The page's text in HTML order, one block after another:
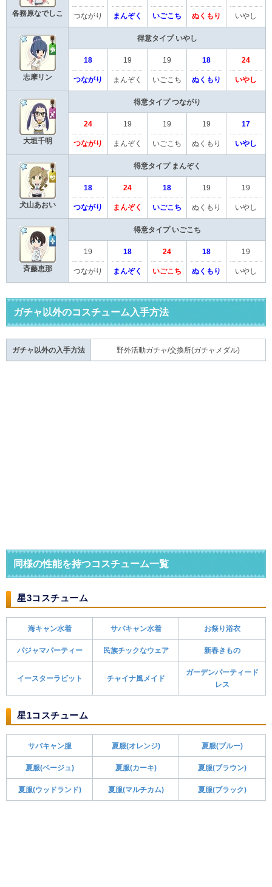
各務原なでしこ つながり まんぞく いごこち ぬくもり いやし
志摩リン
得意タイプいやし
18
つながり
19
まんぞく
19
いごこち
18
ぬくもり
24
いやし
大垣千明
得意タイプつながり
24
つながり
19
まんぞく
19
いごこち
19
ぬくもり
17
いやし
犬山あおい
得意タイプまんぞく
18
つながり
24
まんぞく
18
いごこち
19
ぬくもり
19
いやし
斉藤恵那
得意タイプいごこち
19
つながり
18
まんぞく
24
いごこち
18
ぬくもり
19
いやし
ガチャ以外のコスチューム入手方法
ガチャ以外の入手方法 野外活動ガチャ/交換所(ガチャメダル)
同様の性能を持つコスチューム一覧
星3コスチューム
海キャン水着 サバキャン水着 お祭り浴衣
パジャマパーティー 民族チックなウェア 新春きもの
イースターラビット チャイナ風メイド
ガーデンパーティード
レス
星1コスチューム
サバキャン服 夏服(オレンジ) 夏服(ブルー)
夏服(ベージュ) 夏服(カーキ) 夏服(ブラウン)
夏服(ウッドランド) 夏服(マルチカム) 夏服(ブラック)